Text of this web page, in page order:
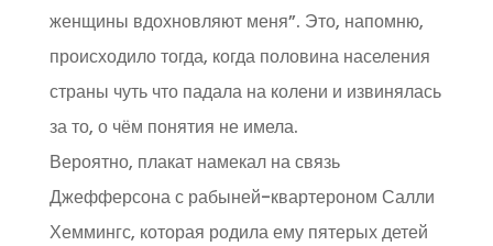
женщины вдохновляют меня”. Это, напомню,
происходило тогда, когда половина населения
страны чуть что падала на колени и извинялась
за то, о чём понятия не имела.
Вероятно, плакат намекал на связь
Джефферсона с рабыней-квартероном Салли
Хеммингс, которая родила ему пятерых детей